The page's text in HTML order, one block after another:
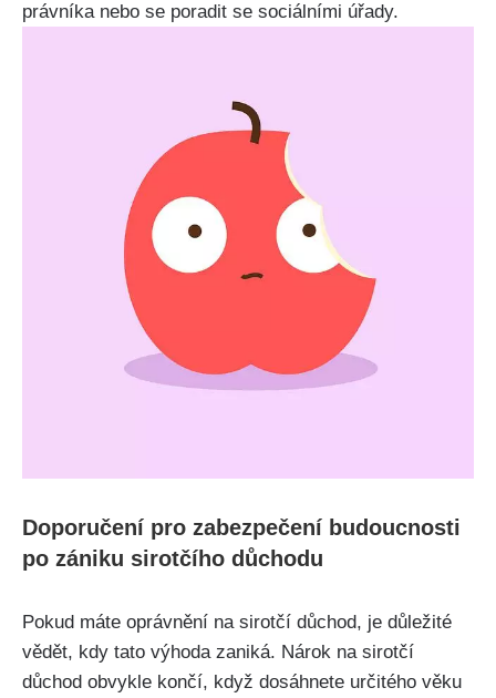
právníka nebo se poradit se sociálními úřady.
Doporučení pro zabezpečení budoucnosti
po zániku sirotčího důchodu
Pokud máte oprávnění na sirotčí důchod, je důležité
vědět, kdy tato výhoda zaniká. Nárok na sirotčí
důchod obvykle končí, když dosáhnete určitého věku